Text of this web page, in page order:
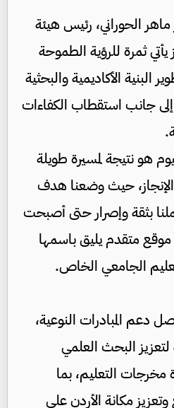
الحوراني، رئيس هيئة
يأتي ثمرة للرؤية الطموحة
البنية الأكاديمية والبحثية
إلى جانب استقطاب الكفاءات
هو نتيجة لمسيرة طويلة
حيث وضعنا هدف
بثقة وإصرار حتى أصبحت
متقدم يليق باسمها
الجامعي الخاص.
دعم المبادرات النوعية،
لتعزيز البحث العلمي
مخرجات التعليم، بما
مكانة الأردن على